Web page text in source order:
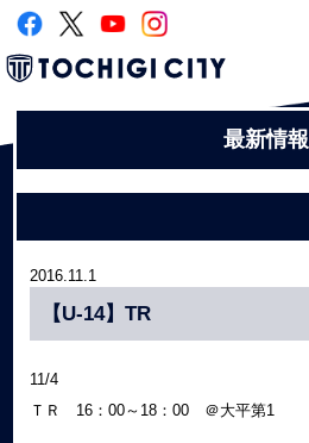
最新情報
2016.11.1
【U-14】TR
11/4
ＴＲ 16：00～18：00 ＠大平第1